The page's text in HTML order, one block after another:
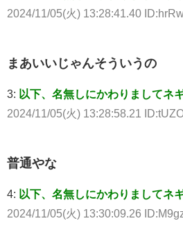
2024/11/05(火) 13:28:41.40
まあいいじゃんそういうの
3: 以下、名無しにかわりましてネ
2024/11/05(火) 13:28:58.21
普通やな
4: 以下、名無しにかわりましてネ
2024/11/05(火) 13:30:09.26